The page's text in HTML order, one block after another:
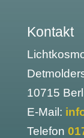
Kontakt
10715
E-Mail:
Telefon